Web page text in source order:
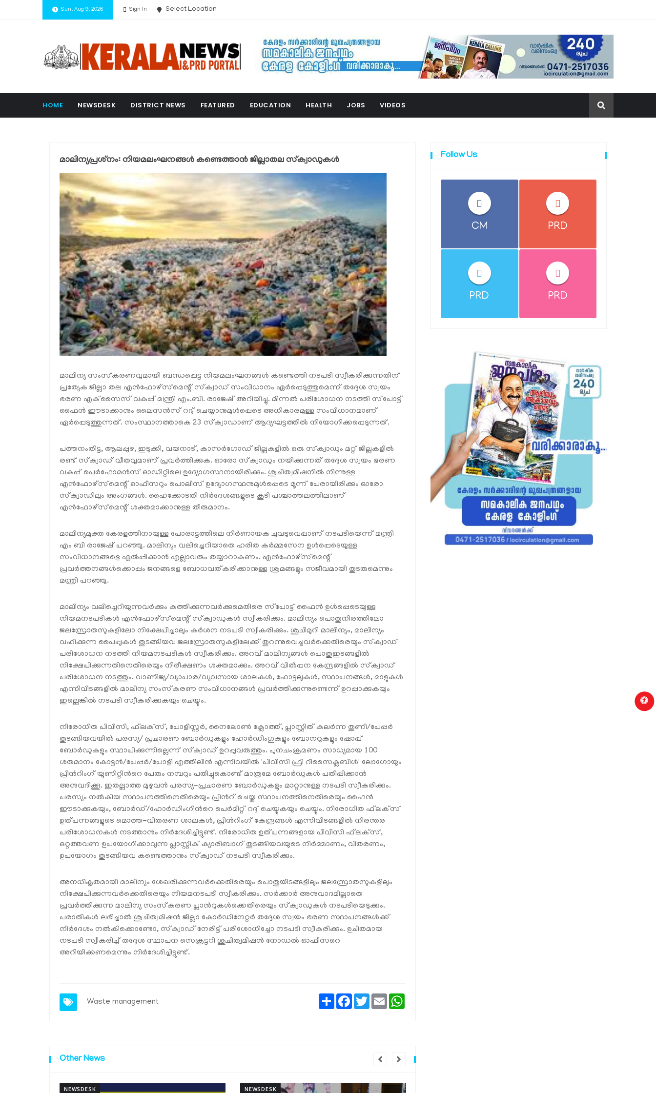
Sun, Aug 9, 2026 Sign In Select Location
HOME NEWSDESK DISTRICT NEWS FEATURED EDUCATION HEALTH JOBS VIDEOS
മാലിന്യപ്രശ്‌നം: നിയമലംഘനങ്ങൾ കണ്ടെത്താൻ ജില്ലാതല സ്‌ക്വാഡുകൾ
മാലിന്യ സംസ്‌കരണവുമായി ബന്ധപ്പെട്ട നിയമലംഘനങ്ങൾ കണ്ടെത്തി നടപടി സ്വീകരിക്കുന്നതിന്
പ്രത്യേക ജില്ലാ തല എൻഫോഴ്‌സ്‌മെന്റ് സ്‌ക്വാഡ് സംവിധാനം ഏർപ്പെടുത്തുമെന്ന് തദ്ദേശ സ്വയം
ഭരണ എക്‌സൈസ് വകുപ്പ് മന്ത്രി എം.ബി. രാജേഷ് അറിയിച്ചു. മിന്നൽ പരിശോധന നടത്തി സ്‌പോട്ട്
ഫൈൻ ഈടാക്കാനും ലൈസൻസ് റദ്ദ് ചെയ്യാനുമുൾപ്പെടെ അധികാരമുള്ള സംവിധാനമാണ്
ഏർപ്പെടുത്തുന്നത്. സംസ്ഥാനത്താകെ 23 സ്‌ക്വാഡാണ് ആദ്യഘട്ടത്തിൽ നിയോഗിക്കപ്പെടുന്നത്.
പത്തനംതിട്ട, ആലപ്പുഴ, ഇടുക്കി, വയനാട്, കാസർഗോഡ് ജില്ലകളിൽ ഒരു സ്‌ക്വാഡും മറ്റ് ജില്ലകളിൽ
രണ്ട് സ്‌ക്വാഡ് വീതവുമാണ് പ്രവർത്തിക്കുക. ഓരോ സ്‌ക്വാഡും നയിക്കുന്നത് തദ്ദേശ സ്വയം ഭരണ
വകുപ്പ് പെർഫോമൻസ് ഓഡിറ്റിലെ ഉദ്യോഗസ്ഥനായിരിക്കും. ശുചിത്വമിഷനിൽ നിന്നുള്ള
എൻഫോഴ്‌സ്‌മെന്റ് ഓഫീസറും പൊലീസ് ഉദ്യോഗസ്ഥനുമുൾപ്പെടെ മൂന്ന് പേരായിരിക്കും ഓരോ
സ്‌ക്വാഡിലും അംഗങ്ങൾ. ഹൈക്കോടതി നിർദേശങ്ങളുടെ കൂടി പശ്ചാത്തലത്തിലാണ്
എൻഫോഴ്‌സ്‌മെന്റ് ശക്തമാക്കാനുള്ള തീരുമാനം.
മാലിന്യമുക്ത കേരളത്തിനായുള്ള പോരാട്ടത്തിലെ നിർണായക ചുവടുവെപ്പാണ് നടപടിയെന്ന് മന്ത്രി
എം ബി രാജേഷ് പറഞ്ഞു. മാലിന്യം വലിച്ചെറിയാതെ ഹരിത കർമ്മസേന ഉൾപ്പെടെയുള്ള
സംവിധാനങ്ങളെ ഏൽപ്പിക്കാൻ എല്ലാവരും തയ്യാറാകണം. എൻഫോഴ്‌സ്‌മെന്റ്
പ്രവർത്തനങ്ങൾക്കൊപ്പം ജനങ്ങളെ ബോധവത്കരിക്കാനുള്ള ശ്രമങ്ങളും സജീവമായി തുടരുമെന്നും
മന്ത്രി പറഞ്ഞു.
മാലിന്യം വലിച്ചെറിയുന്നവർക്കും കത്തിക്കുന്നവർക്കുമെതിരെ സ്‌പോട്ട് ഫൈൻ ഉൾപ്പെടെയുള്ള
നിയമനടപടികൾ എൻഫോഴ്‌സ്‌മെന്റ് സ്‌ക്വാഡുകൾ സ്വീകരിക്കും. മാലിന്യം പൊതുനിരത്തിലോ
ജലസ്രോതസുകളിലോ നിക്ഷേപിച്ചാലും കർശന നടപടി സ്വീകരിക്കും. ശുചിമുറി മാലിന്യം, മാലിന്യം
വഹിക്കുന്ന പൈപ്പുകൾ തുടങ്ങിയവ ജലസ്രോതസുകളിലേക്ക് തുറന്നുവെച്ചവർക്കെതിരെയും സ്‌ക്വാഡ്
പരിശോധന നടത്തി നിയമനടപടികൾ സ്വീകരിക്കും. അറവ് മാലിന്യങ്ങൾ പൊതുഇടങ്ങളിൽ
നിക്ഷേപിക്കുന്നതിനെതിരെയും നിരീക്ഷണം ശക്തമാക്കും. അറവ് വിൽപ്പന കേന്ദ്രങ്ങളിൽ സ്‌ക്വാഡ്
പരിശോധന നടത്തും. വാണിജ്യ/വ്യാപാര/വ്യവസായ ശാലകൾ, ഹോട്ടലുകൾ, സ്ഥാപനങ്ങൾ, മാളുകൾ
എന്നിവിടങ്ങളിൽ മാലിന്യ സംസ്‌കരണ സംവിധാനങ്ങൾ പ്രവർത്തിക്കുന്നുണ്ടെന്ന് ഉറപ്പാക്കുകയും
ഇല്ലെങ്കിൽ നടപടി സ്വീകരിക്കുകയും ചെയ്യും.
നിരോധിത പിവിസി, ഫ്‌ലക്‌സ്, പോളിസ്റ്റർ, നൈലോൺ ക്ലോത്ത്, പ്ലാസ്റ്റിത് കലർന്ന തുണി/പേപ്പർ
തുടങ്ങിയവയിൽ പരസ്യ/ പ്രചാരണ ബോർഡുകളും ഹോർഡിംഗുകളും ബോനറുകളും ഷോപ്പ്
ബോർഡുകളും സ്ഥാപിക്കുന്നില്ലെന്ന് സ്‌ക്വാഡ് ഉറപ്പുവരുത്തും. പുനചംക്രമണം സാധ്യമായ 100
ശതമാനം കോട്ടൻ/പേപ്പർ/പോളി എത്തിലീൻ എന്നിവയിൽ 'പിവിസി ഫ്രീ റീസൈക്ലബിൾ' ലോഗോയും
പ്രിൻറിംഗ് യൂണിറ്റിൻറെ പേരും നമ്പറും പതിച്ചുകൊണ്ട് മാത്രമേ ബോർഡുകൾ പതിപ്പിക്കാൻ
അനുവദിക്കൂ. ഇതല്ലാത്ത മുഴുവൻ പരസ്യ-പ്രചാരണ ബോർഡുകളും മാറ്റാനുള്ള നടപടി സ്വീകരിക്കും.
പരസ്യം നൽകിയ സ്ഥാപനത്തിനെതിരെയും പ്രിൻറ് ചെയ്ത സ്ഥാപനത്തിനെതിരെയും ഫൈൻ
ഈടാക്കുകയും, ബോർഡ്/ഹോർഡിംഗിൻറെ പെർമിറ്റ് റദ്ദ് ചെയ്യുകയും ചെയ്യും. നിരോധിത ഫ്‌ലക്‌സ്
ഉത്പന്നങ്ങളുടെ മൊത്ത-വിതരണ ശാലകൾ, പ്രിൻറിംഗ് കേന്ദ്രങ്ങൾ എന്നിവിടങ്ങളിൽ നിരന്തര
പരിശോധനകൾ നടത്താനും നിർദേശിച്ചിട്ടുണ്ട്. നിരോധിത ഉത്പന്നങ്ങളായ പിവിസി ഫ്‌ലക്‌സ്,
ഒറ്റത്തവണ ഉപയോഗിക്കാവുന്ന പ്ലാസ്റ്റിക് ക്യാരിബാഗ് തുടങ്ങിയവയുടെ നിർമ്മാണം, വിതരണം,
ഉപയോഗം തുടങ്ങിയവ കണ്ടെത്താനും സ്‌ക്വാഡ് നടപടി സ്വീകരിക്കും.
അനധികൃതമായി മാലിന്യം ശേഖരിക്കുന്നവർക്കെതിരെയും പൊതുയിടങ്ങളിലും ജലസ്രോതസുകളിലും
നിക്ഷേപിക്കുന്നവർക്കെതിരെയും നിയമനടപടി സ്വീകരിക്കും. സർക്കാർ അനുവാദമില്ലാതെ
പ്രവർത്തിക്കുന്ന മാലിന്യ സംസ്‌കരണ പ്ലാൻറുകൾക്കെതിരെയും സ്‌ക്വാഡുകൾ നടപടിയെടുക്കും.
പരാതികൾ ലഭിച്ചാൽ ശുചിത്വമിഷൻ ജില്ലാ കോർഡിനേറ്റർ തദ്ദേശ സ്വയം ഭരണ സ്ഥാപനങ്ങൾക്ക്
നിർദേശം നൽകിക്കൊണ്ടോ, സ്‌ക്വാഡ് നേരിട്ട് പരിശോധിച്ചോ നടപടി സ്വീകരിക്കും. ഉചിതമായ
നടപടി സ്വീകരിച്ച് തദ്ദേശ സ്ഥാപന സെക്രട്ടറി ശുചിത്വമിഷൻ നോഡൽ ഓഫീസറെ
അറിയിക്കണമെന്നും നിർദേശിച്ചിട്ടുണ്ട്.
Waste management
ShareFacebook
TwitterEmail
Other News
NEWSDESK NEWSDESK
Follow Us
CM PRD
PRD PRD